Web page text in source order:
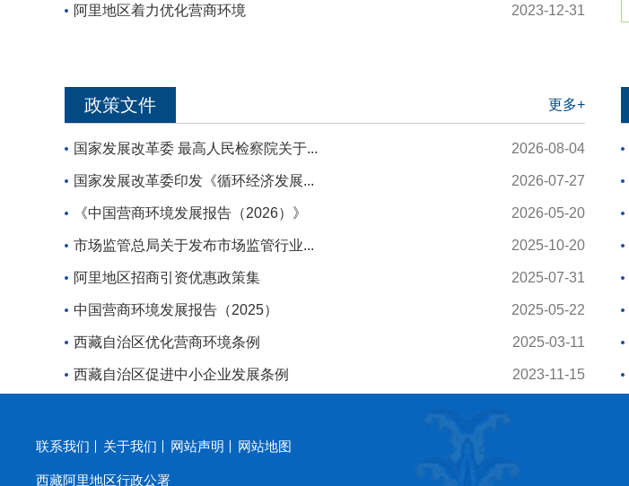
阿里地区着力优化营商环境 2023-12-31
政策文件 更多+
国家发展改革委 最高人民检察院关于... 2026-08-04
国家发展改革委印发《循环经济发展... 2026-07-27
《中国营商环境发展报告（2026）》 2026-05-20
市场监管总局关于发布市场监管行业... 2025-10-20
阿里地区招商引资优惠政策集 2025-07-31
中国营商环境发展报告（2025） 2025-05-22
西藏自治区优化营商环境条例 2025-03-11
西藏自治区促进中小企业发展条例 2023-11-15
联系我们 关于我们 网站声明 网站地图
西藏阿里地区行政公署